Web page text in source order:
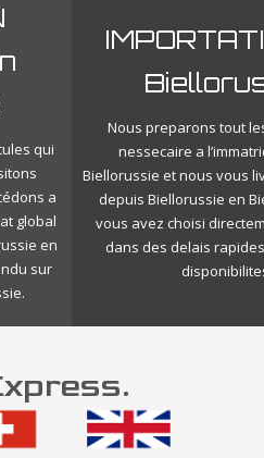
qui
a
global
en
sur
Nous preparons tout
nessecaire a
Biellorussie et nous vous
depuis Biellorussie en
vous avez choisi
dans des delais